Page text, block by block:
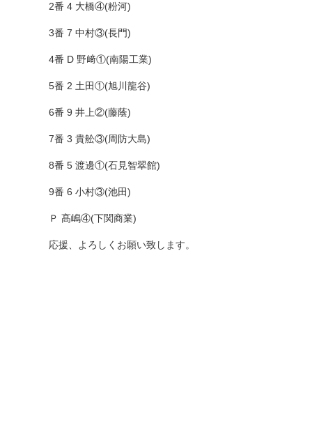
2番 4 大橋④(粉河)
3番 7 中村③(長門)
4番 D 野﨑①(南陽工業)
5番 2 土田①(旭川龍谷)
6番 9 井上②(藤蔭)
7番 3 貴舩③(周防大島)
8番 5 渡邊①(石見智翠館)
9番 6 小村③(池田)
Ｐ 髙嶋④(下関商業)
応援、よろしくお願い致します。